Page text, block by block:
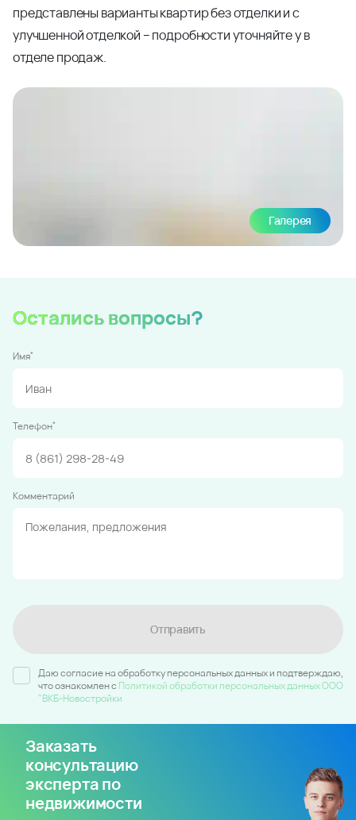
представлены варианты квартир без отделки и с
улучшенной отделкой – подробности уточняйте у в
отделе продаж.
Галерея
Остались вопросы?
Имя*
Телефон*
Комментарий
Отправить
Даю согласие на обработку персональных данных и подтверждаю,
что ознакомлен c Политикой обработки персональных данных ООО
"ВКБ-Новостройки
Заказать
консультацию
эксперта по
недвижимости